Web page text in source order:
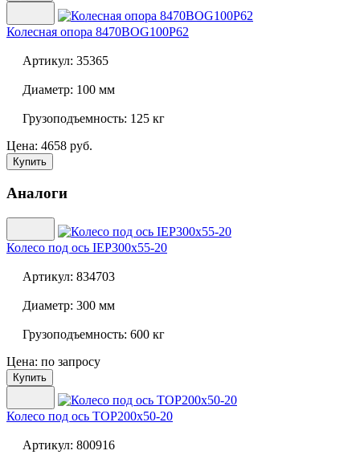
Колесная опора 8470BOG100P62
Артикул: 35365
Диаметр: 100 мм
Грузоподъемность: 125 кг
Цена: 4658 руб.
Купить
Аналоги
Колесо под ось IEP300x55-20
Артикул: 834703
Диаметр: 300 мм
Грузоподъемность: 600 кг
Цена: по запросу
Купить
Колесо под ось TOP200x50-20
Артикул: 800916